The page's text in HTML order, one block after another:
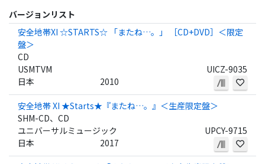
バージョンリスト
安全地帯XI ☆STARTS☆ 「またね…。」 ［CD+DVD］＜限定
盤＞
CD
USMTVM
UICZ-9035
日本
2010
安全地帯 XI ★Starts★『またね…。』＜生産限定盤＞
SHM-CD、CD
ユニバーサルミュージック
UPCY-9715
日本
2017